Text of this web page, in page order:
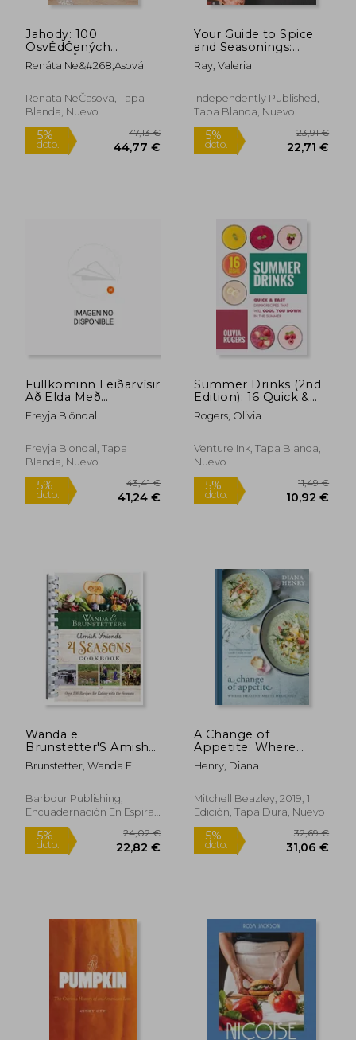
5% 20,98 € 5%
Jahody: 100
OsvĚdČených
ReceptŮ
Renáta Ne&#268;asová
Renata NeČasova, Tapa
Blanda, Nuevo
Your Guide to Spice
and Seasonings:
Discover How to
Make Your Own
Seasonings at Home!
(en Inglés)
Ray, Valeria
Independently Published,
Tapa Blanda, Nuevo
Fullkominn Leiðarvísir
Að Elda Með
Sítrónum
Freyja Blöndal
Freyja Blondal, Tapa
Blanda, Nuevo
Summer Drinks (2nd
Edition): 16 Quick &
Easy Drink Recipes
That Will Cool You
Summer (en Inglés)
Rogers, Olivia
Venture Ink, Tapa Blanda,
Nuevo
5%
dcto.
Wanda e.
Brunstetter'S Amish
Friends 4 Seasons
Cookbook (en Inglés)
Brunstetter, Wanda E.
Barbour Publishing,
Encuadernación En Espiral,
Nuevo
A Change of
Appetite: Where
Delicious Meets
Healthy (en Inglés)
Henry, Diana
Mitchell Beazley, 2019, 1
Edición, Tapa Dura, Nuevo